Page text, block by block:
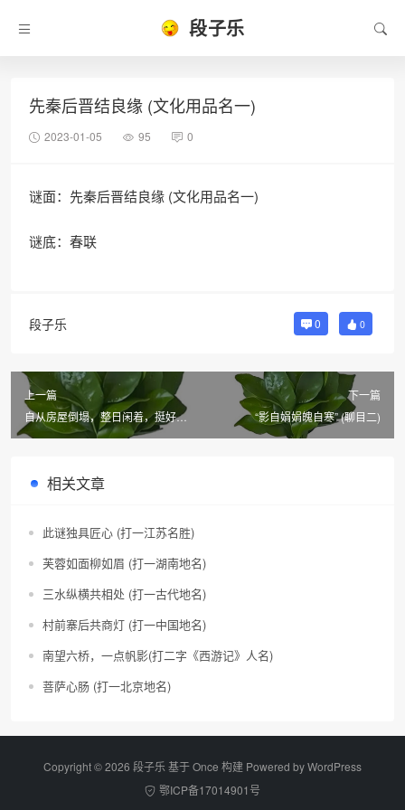
段子乐
先秦后晋结良缘 (文化用品名一)
2023-01-05 95 0
谜面：先秦后晋结良缘 (文化用品名一)
谜底：春联
段子乐 0 0
上一篇
自从房屋倒塌，整日闲着，挺好
(成语二)
下一篇
“影自娟娟魄自寒” (聊目二)
相关文章
此谜独具匠心 (打一江苏名胜)
芙蓉如面柳如眉 (打一湖南地名)
三水纵横共相处 (打一古代地名)
村前寨后共商灯 (打一中国地名)
南望六桥，一点帆影(打二字《西游记》人名)
菩萨心肠 (打一北京地名)
Copyright © 2026 段子乐 基于 Once 构建 Powered byWordPress
鄂ICP备17014901号